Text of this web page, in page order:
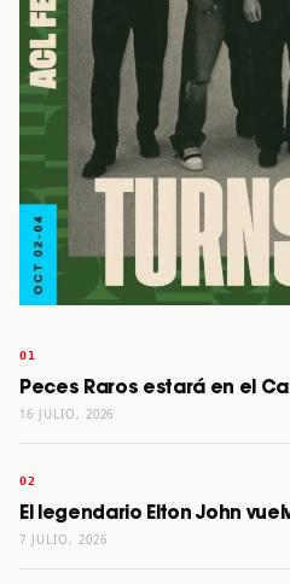
Peces Raros estará en el
16 JULIO, 2026
El legendario Elton John
7 JULIO, 2026